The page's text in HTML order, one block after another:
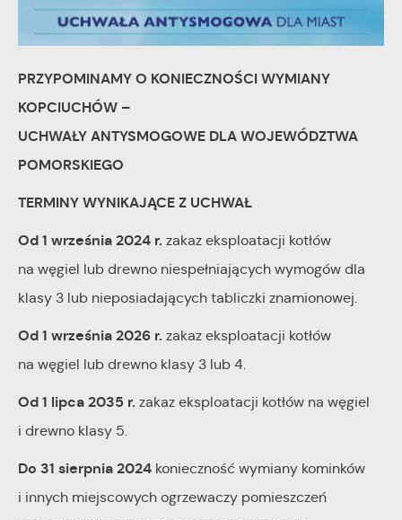
PRZYPOMINAMY O KONIECZNOŚCI WYMIANY
KOPCIUCHÓW –
UCHWAŁY ANTYSMOGOWE DLA WOJEWÓDZTWA
POMORSKIEGO
TERMINY WYNIKAJĄCE Z UCHWAŁ
Od 1 września 2024 r. zakaz eksploatacji kotłów
na węgiel lub drewno niespełniających wymogów dla
klasy 3 lub nieposiadających tabliczki znamionowej.
Od 1 września 2026 r. zakaz eksploatacji kotłów
na węgiel lub drewno klasy 3 lub 4.
Od 1 lipca 2035 r. zakaz eksploatacji kotłów na węgiel
i drewno klasy 5.
Do 31 sierpnia 2024 konieczność wymiany kominków
i innych miejscowych ogrzewaczy pomieszczeń
internetowych pod względem ich popularności wśród
użytkowników. Zgromadzone informacje są przetwarzane w
formie zanonimizowanej. Wyrażenie zgody na analityczne pliki
cookies gwarantuje dostępność wszystkich funkcjonalności.
Dzięki reklamowym plikom cookies prezentujemy Ci
partnerów.
Promocyjne pliki cookies służą do prezentowania Ci naszych
komunikatów na podstawie analizy Twoich upodobań oraz
Twoich zwyczajów dotyczących przeglądanej witryny
stronach podmiotów trzecich lub firm będących naszymi
partnerami oraz innych dostawców usług. Firmy te działają w
postaci wiadomości, ofert, komunikatów mediów
społecznościowych.
Więcej